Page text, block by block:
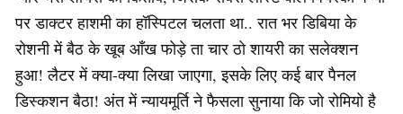
पर डाक्टर हाशमी का हॉस्पिटल चलता था.. रात भर डिबिया के
रोशनी में बैठ के खूब आँख फोड़े ता चार ठो शायरी का सलेक्शन
हुआ! लैटर में क्या-क्या लिखा जाएगा, इसके लिए कई बार पैनल
डिस्कशन बैठा! अंत में न्यायमूर्ति ने फैसला सुनाया कि जो रोमियो है